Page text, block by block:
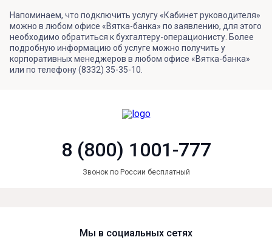
Напоминаем, что подключить услугу «Кабинет руководителя»
можно в любом офисе «Вятка-банка» по заявлению, для этого
необходимо обратиться к бухгалтеру-операционисту. Более
подробную информацию об услуге можно получить у
корпоративных менеджеров в любом офисе «Вятка-банка»
или по телефону (8332) 35-35-10.
8 (800) 1001-777
Звонок по России бесплатный
Мы в социальных сетях